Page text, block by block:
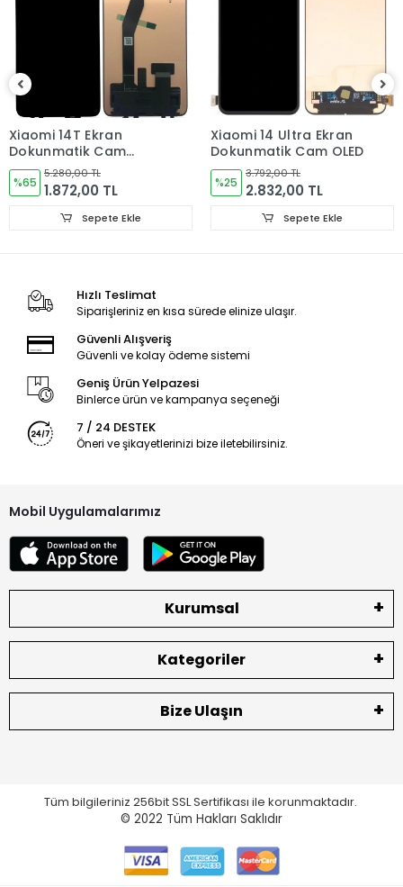
Montajı yapılmış,yapıştırılmış,kullanılmış ürünlerin iade ve
değişimi yoktur.
Ürün Değişimlerinde KARGO bedeli Bize aittir.Ürün
iadelerinde Kargo Bedelleri Müşteriye yansıtılır.
Ürün Değişimler "Garanti ve iade" Kısmını takip ediniz.
Ekran Türü
Ekran Kalite Durumu
Xiaomi 14T Ekran
Dokunmatik Cam
ORJINAL
%65
5.280,00 TL
1.872,00 TL
Sepete Ekle
Xiaomi 14 Ultra Ekran
Dokunmatik Cam OLED
%25
3.792,00 TL
2.832,00 TL
Sepete Ekle
Hızlı Teslimat
Siparişleriniz en kısa sürede elinize ulaşır.
Güvenli Alışveriş
Güvenli ve kolay ödeme sistemi
Geniş Ürün Yelpazesi
Binlerce ürün ve kampanya seçeneği
7 / 24 DESTEK
Öneri ve şikayetlerinizi bize iletebilirsiniz.
Mobil Uygulamalarımız
Kurumsal
Kategoriler
Bize Ulaşın
Tüm bilgileriniz 256bit SSL Sertifikası ile korunmaktadır.
© 2022 Tüm Hakları Saklıdır